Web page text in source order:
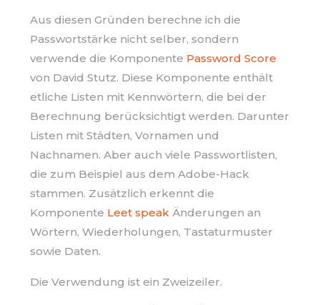
Aus diesen Gründen berechne ich die
Passwortstärke nicht selber, sondern
verwende die Komponente Password Score
von David Stutz. Diese Komponente enthält
etliche Listen mit Kennwörtern, die bei der
Berechnung berücksichtigt werden. Darunter
Listen mit Städten, Vornamen und
Nachnamen. Aber auch viele Passwortlisten,
die zum Beispiel aus dem Adobe-Hack
stammen. Zusätzlich erkennt die
Komponente Leet speak Änderungen an
Wörtern, Wiederholungen, Tastaturmuster
sowie Daten.
Die Verwendung ist ein Zweizeiler.